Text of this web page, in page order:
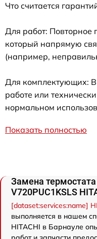
Что считается
Для работ: Повторное
который напрямую
(например,
Для комплектующих:
работе или
нормальном
Показать полностью
Замена
V720PUC1KSLS
[dataset:services:name]
выполняется в нашем
HITACHI в Барнауле